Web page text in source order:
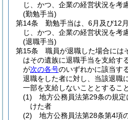
じ、かつ、企業の経営状況を考
(勤勉手当)
第14条
勤勉手当は、6月及び12
じ、かつ、企業の経営状況を考
(退職手当)
第15条
職員が退職した場合には
はその遺族に退職手当を支給する
が次の各号のいずれかに該当す
退職をした者に対し、当該退職
一部を支給しないこととするこ
(1)
地方公務員法第29条の規
けた者
(2)
地方公務員法第28条第4項